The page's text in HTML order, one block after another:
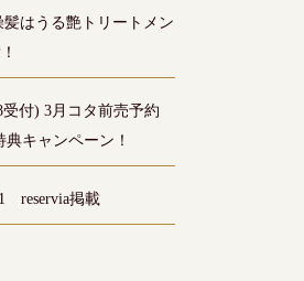
はうる艶トリートメン
付) 3月コタ前売予約
キャンペーン！
reservia掲載